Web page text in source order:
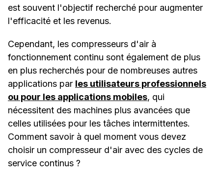
est souvent l'objectif recherché pour augmenter
l'efficacité et les revenus.
Cependant, les compresseurs d'air à
fonctionnement continu sont également de plus
en plus recherchés pour de nombreuses autres
applications par les utilisateurs professionnels
ou pour les applications mobiles, qui
nécessitent des machines plus avancées que
celles utilisées pour les tâches intermittentes.
Comment savoir à quel moment vous devez
choisir un compresseur d'air avec des cycles de
service continus ?